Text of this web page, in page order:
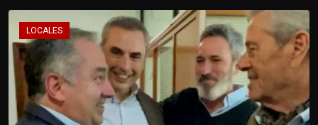
LOCALES